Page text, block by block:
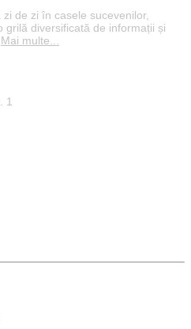
de zi în casele sucevenilor,
grilă diversificată de informații și
Mai multe...
1